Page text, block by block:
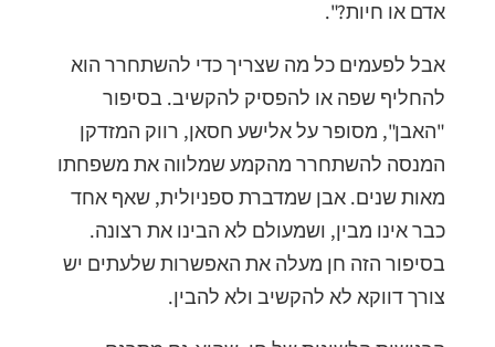
אדם או חיות?".
אבל לפעמים כל מה שצריך כדי להשתחרר הוא
להחליף שפה או להפסיק להקשיב. בסיפור
"האבן", מסופר על אלישע חסאן, רווק המזדקן
המנסה להשתחרר מהקמע שמלווה את משפחתו
מאות שנים. אבן שמדברת ספניולית, שאף אחד
כבר אינו מבין, ושמעולם לא הבינו את רצונה.
בסיפור הזה חן מעלה את האפשרות שלעתים יש
צורך דווקא לא להקשיב ולא להבין.